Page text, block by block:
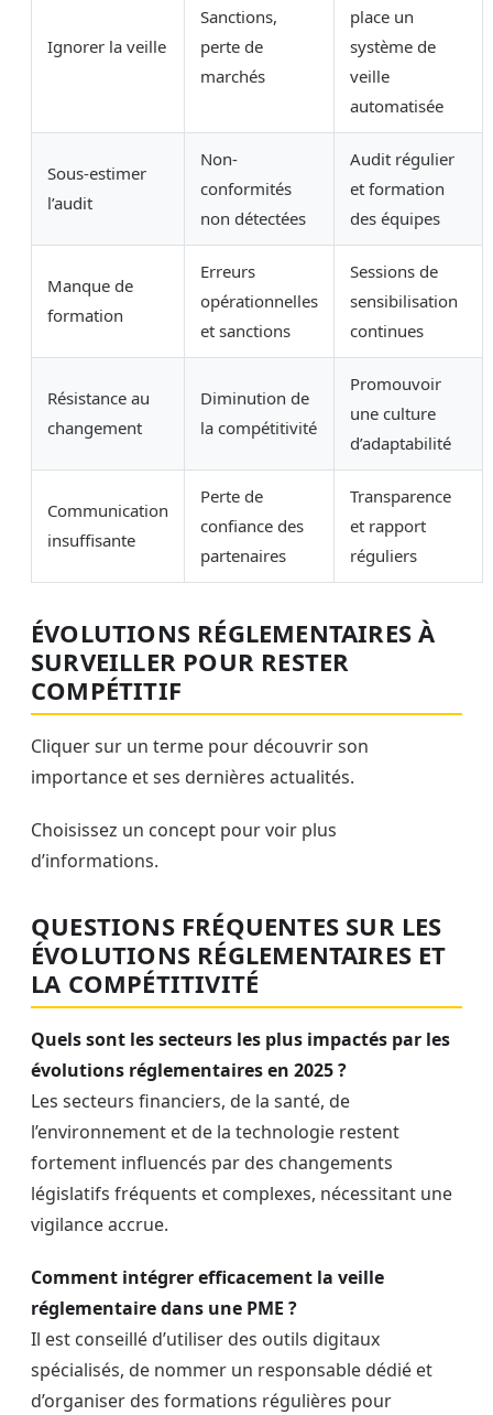
Ignorer la veille
Sanctions,
perte de
marchés
place un
système de
veille
automatisée
Sous-estimer
l’audit
Non-
conformités
non détectées
Audit régulier
et formation
des équipes
Manque de
formation
Erreurs
opérationnelles
et sanctions
Sessions de
sensibilisation
continues
Résistance au
changement
Diminution de
la compétitivité
Promouvoir
une culture
d’adaptabilité
Communication
insuffisante
Perte de
confiance des
partenaires
Transparence
et rapport
réguliers
ÉVOLUTIONS RÉGLEMENTAIRES À
SURVEILLER POUR RESTER
COMPÉTITIF
Cliquer sur un terme pour découvrir son
importance et ses dernières actualités.
Choisissez un concept pour voir plus
d’informations.
QUESTIONS FRÉQUENTES SUR LES
ÉVOLUTIONS RÉGLEMENTAIRES ET
LA COMPÉTITIVITÉ
Quels sont les secteurs les plus impactés par les
évolutions réglementaires en 2025 ?
Les secteurs financiers, de la santé, de
l’environnement et de la technologie restent
fortement influencés par des changements
législatifs fréquents et complexes, nécessitant une
vigilance accrue.
Comment intégrer efficacement la veille
réglementaire dans une PME ?
Il est conseillé d’utiliser des outils digitaux
spécialisés, de nommer un responsable dédié et
d’organiser des formations régulières pour